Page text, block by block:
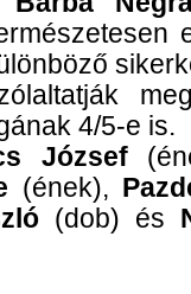
4/5‑e is.
József
(ének),
(dob) és